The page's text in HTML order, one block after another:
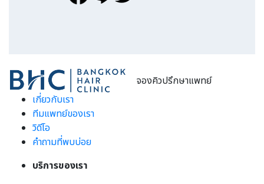
จองคิวปรึกษาแพทย์
เกี่ยวกับเรา
ทีมแพทย์ของเรา
วิดีโอ
คำถามที่พบบ่อย
บริการของเรา